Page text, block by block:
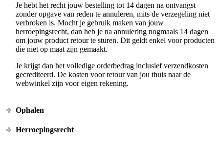
Je hebt het recht jouw bestelling tot 14 dagen na ontvangst
zonder opgave van reden te annuleren, mits de verzegeling niet
verbroken is. Mocht je gebruik maken van jouw
herroepingsrecht, dan heb je na annulering nogmaals 14 dagen
om jouw product retour te sturen. Dit geldt enkel voor producten
die niet op maat zijn gemaakt.
Je krijgt dan het volledige orderbedrag inclusief verzendkosten
gecrediteerd. De kosten voor retour van jou thuis naar de
webwinkel zijn voor eigen rekening.
Ophalen
Herroepingsrecht